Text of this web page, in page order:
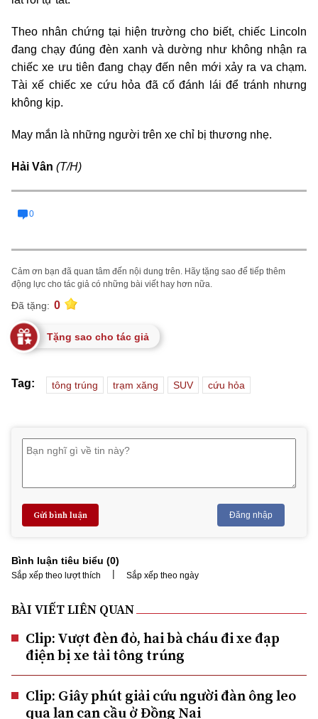
Theo nhân chứng tại hiện trường cho biết, chiếc Lincoln
đang chạy đúng đèn xanh và dường như không nhận ra
chiếc xe ưu tiên đang chạy đến nên mới xảy ra va chạm.
Tài xế chiếc xe cứu hỏa đã cố đánh lái để tránh nhưng
không kịp.
May mắn là những người trên xe chỉ bị thương nhẹ.
Hải Vân (T/H)
0
Cảm ơn bạn đã quan tâm đến nội dung trên. Hãy tặng sao để tiếp thêm
động lực cho tác giả có những bài viết hay hơn nữa.
Đã tặng: 0
Tặng sao cho tác giả
Tag: tông trúng trạm xăng SUV cứu hỏa
Gửi bình luận Đăng nhập
Bình luận tiêu biểu (0)
Sắp xếp theo lượt thích | Sắp xếp theo ngày
BÀI VIẾT LIÊN QUAN
Clip: Vượt đèn đỏ, hai bà cháu đi xe đạp
điện bị xe tải tông trúng
Clip: Giây phút giải cứu người đàn ông leo
qua lan can cầu ở Đồng Nai